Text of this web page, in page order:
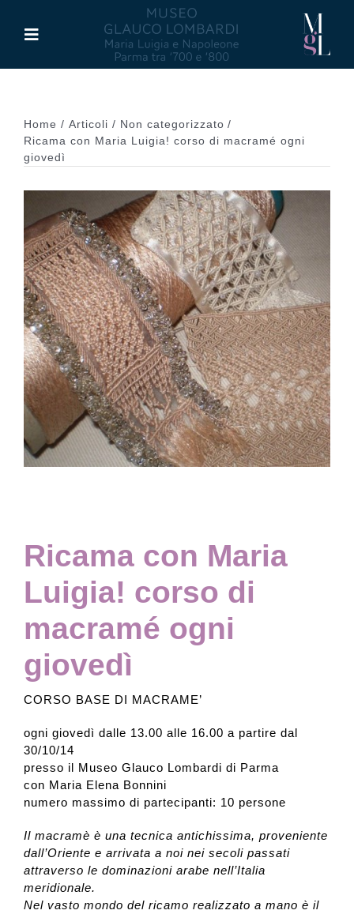
contenuto
Toggle
Maria Luigia d’Asburgo
Glauco Lombardi
Palazzo di Riserva
Attività
Pubblicazioni
Collezione
Contatti e biglietti
Dona
Cerca
English
Home Articoli
Non categorizzato
Ricama con Maria Luigia! corso di macramé ogni
giovedì
Ricama con Maria
Luigia! corso di
macramé ogni
giovedì
CORSO BASE DI MACRAME’
ogni giovedì dalle 13.00 alle 16.00 a partire dal
30/10/14
presso il Museo Glauco Lombardi di Parma
con Maria Elena Bonnini
numero massimo di partecipanti: 10 persone
Il macramè è una tecnica antichissima, proveniente
dall’Oriente e arrivata a noi nei secoli passati
attraverso le dominazioni arabe nell’Italia
meridionale.
Nel vasto mondo del ricamo realizzato a mano è il